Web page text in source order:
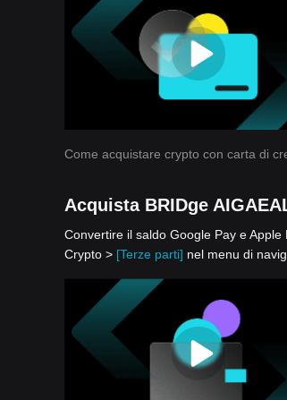
Come acquistare crypto con carta di
Acquista BRIDge
Convertire il saldo Google Pay e
Crypto > [Terze parti] nel menu di